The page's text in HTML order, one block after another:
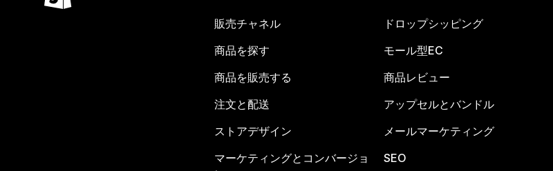
販売チャネル
商品を探す
商品を販売する
注文と配送
ストアデザイン
マーケティングとコンバージョ
ドロップシッピング
モール型EC
商品レビュー
アップセルとバンドル
メールマーケティング
SEO